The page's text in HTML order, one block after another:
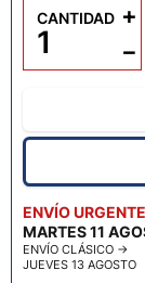
ENVÍO
MARTES 11
ENVÍO CLÁSICO →
JUEVES 13 AGOSTO
CANTIDAD
−
+